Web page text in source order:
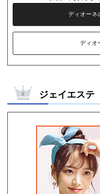
ディオーネ
ディオ
ジェイエステ